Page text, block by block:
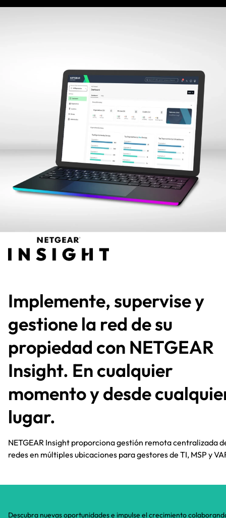
Implemente, supervise y
gestione la red de su
propiedad con NETGEAR
Insight. En cualquier
momento y desde
lugar.​
NETGEAR Insight proporciona gestión remota centralizada
redes en múltiples ubicaciones para gestores de TI, MSP y
Descubra nuevas oportunidades e impulse el crecimiento